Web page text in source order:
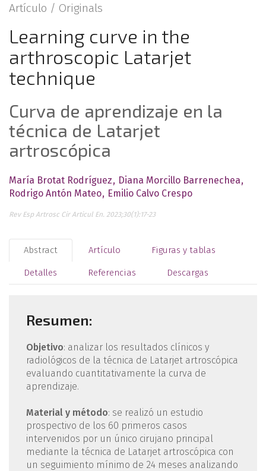
Artículo / Originals
Learning curve in the
arthroscopic Latarjet
technique
Curva de aprendizaje en la
técnica de Latarjet
artroscópica
María Brotat Rodríguez
Diana Morcillo Barrenechea
Rodrigo Antón Mateo
Emilio Calvo Crespo
Rev Esp Artrosc Cir Articul En. 2023;30(1):17-23
Abstract Artículo Figuras y tablas
Detalles Referencias Descargas
Resumen:
Objetivo: analizar los resultados clínicos y
radiológicos de la técnica de Latarjet artroscópica
evaluando cuantitativamente la curva de
aprendizaje.
Material y método: se realizó un estudio
prospectivo de los 60 primeros casos
intervenidos por un único cirujano principal
mediante la técnica de Latarjet artroscópica con
un seguimiento mínimo de 24 meses analizando